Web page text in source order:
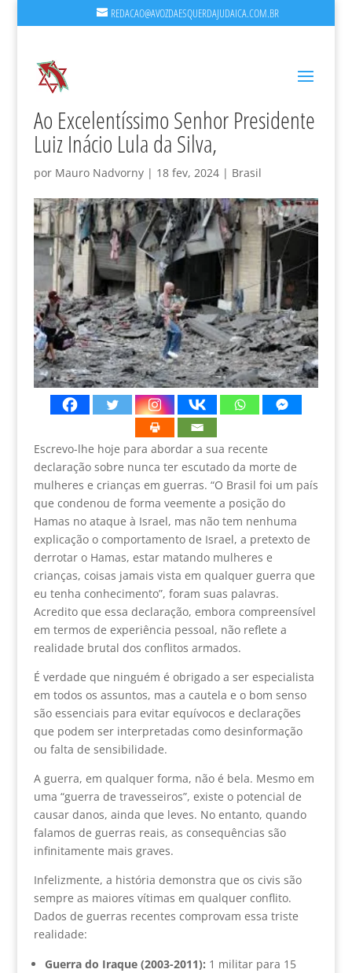
REDACAO@AVOZDAESQUERDAJUDAICA.COM.BR
Ao Excelentíssimo Senhor Presidente
Luiz Inácio Lula da Silva,
por Mauro Nadvorny| 18 fev, 2024| Brasil
Escrevo-lhe hoje para abordar a sua recente
declaração sobre nunca ter escutado da morte de
mulheres e crianças em guerras. “O Brasil foi um país
que condenou de forma veemente a posição do
Hamas no ataque à Israel, mas não tem nenhuma
explicação o comportamento de Israel, a pretexto de
derrotar o Hamas, estar matando mulheres e
crianças, coisas jamais vista em qualquer guerra que
eu tenha conhecimento”, foram suas palavras.
Acredito que essa declaração, embora compreensível
em termos de experiência pessoal, não reflete a
realidade brutal dos conflitos armados.
É verdade que ninguém é obrigado a ser especialista
em todos os assuntos, mas a cautela e o bom senso
são essenciais para evitar equívocos e declarações
que podem ser interpretadas como desinformação
ou falta de sensibilidade.
A guerra, em qualquer forma, não é bela. Mesmo em
uma “guerra de travesseiros”, existe o potencial de
causar danos, ainda que leves. No entanto, quando
falamos de guerras reais, as consequências são
infinitamente mais graves.
Infelizmente, a história demonstra que os civis são
sempre as maiores vítimas em qualquer conflito.
Dados de guerras recentes comprovam essa triste
realidade:
Guerra do Iraque (2003-2011): 1 militar para 15